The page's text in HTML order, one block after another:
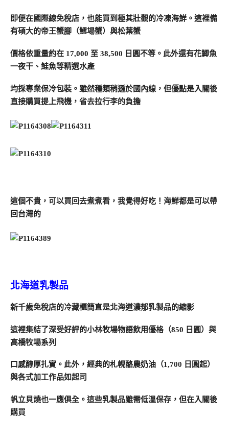
即便在國際線免稅店，也能買到極其壯觀的冷凍海鮮。這裡備
有碩大的帝王蟹腳（鱈場蟹）與松葉蟹
價格依重量約在 17,000 至 38,500 日圓不等。此外還有花鯽魚
一夜干、鮭魚等精選水產
均採專業保冷包裝。雖然種類稍遜於國內線，但優點是入關後
直接購買提上飛機，省去拉行李的負擔
這個不貴，可以買回去煮煮看，我覺得好吃！海鮮都是可以帶
回台灣的
北海道乳製品
新千歲免稅店的冷藏櫃簡直是北海道濃郁乳製品的縮影
這裡集結了深受好評的小林牧場物語飲用優格（850 日圓）與
高橋牧場系列
口感醇厚扎實。此外，經典的札幌酪農奶油（1,700 日圓起）
與各式加工作品如起司
帆立貝燒也一應俱全。這些乳製品雖需低溫保存，但在入關後
購買